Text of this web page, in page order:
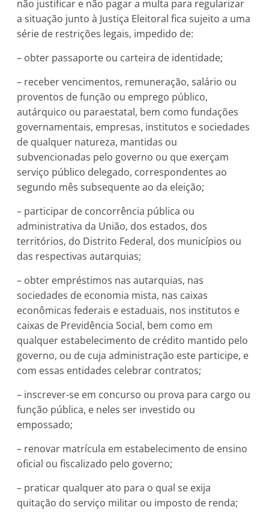
não justificar e não pagar a multa para regularizar
a situação junto à Justiça Eleitoral fica sujeito a uma
série de restrições legais, impedido de:
– obter passaporte ou carteira de identidade;
– receber vencimentos, remuneração, salário ou
proventos de função ou emprego público,
autárquico ou paraestatal, bem como fundações
governamentais, empresas, institutos e sociedades
de qualquer natureza, mantidas ou
subvencionadas pelo governo ou que exerçam
serviço público delegado, correspondentes ao
segundo mês subsequente ao da eleição;
– participar de concorrência pública ou
administrativa da União, dos estados, dos
territórios, do Distrito Federal, dos municípios ou
das respectivas autarquias;
– obter empréstimos nas autarquias, nas
sociedades de economia mista, nas caixas
econômicas federais e estaduais, nos institutos e
caixas de Previdência Social, bem como em
qualquer estabelecimento de crédito mantido pelo
governo, ou de cuja administração este participe, e
com essas entidades celebrar contratos;
– inscrever-se em concurso ou prova para cargo ou
função pública, e neles ser investido ou
empossado;
– renovar matrícula em estabelecimento de ensino
oficial ou fiscalizado pelo governo;
– praticar qualquer ato para o qual se exija
quitação do serviço militar ou imposto de renda;